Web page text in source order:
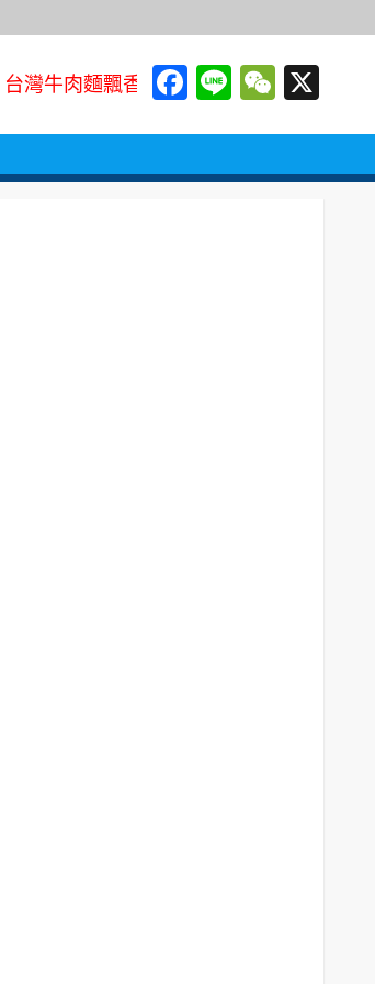
台灣牛肉麵飄香街頭 地方飲食文化代表走
Facebook
Line